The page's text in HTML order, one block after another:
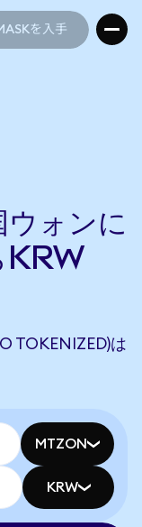
を入手
ォンに
KRW
TOKENIZED)は
MTZON
KRW